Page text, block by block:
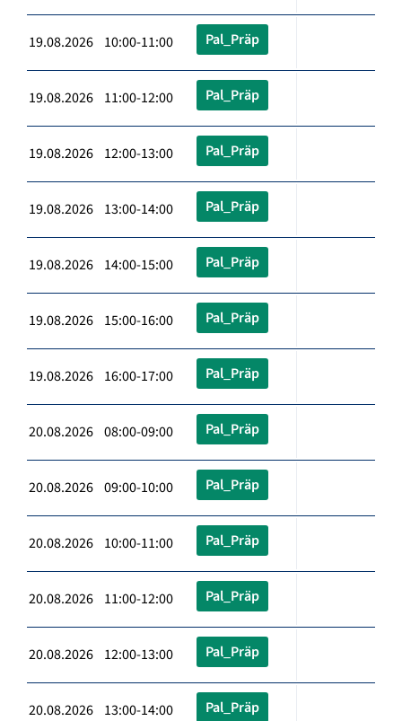
19.08.2026 10:00-11:00 Pal_Präp
19.08.2026 11:00-12:00 Pal_Präp
19.08.2026 12:00-13:00 Pal_Präp
19.08.2026 13:00-14:00 Pal_Präp
19.08.2026 14:00-15:00 Pal_Präp
19.08.2026 15:00-16:00 Pal_Präp
19.08.2026 16:00-17:00 Pal_Präp
20.08.2026 08:00-09:00 Pal_Präp
20.08.2026 09:00-10:00 Pal_Präp
20.08.2026 10:00-11:00 Pal_Präp
20.08.2026 11:00-12:00 Pal_Präp
20.08.2026 12:00-13:00 Pal_Präp
20.08.2026 13:00-14:00 Pal_Präp